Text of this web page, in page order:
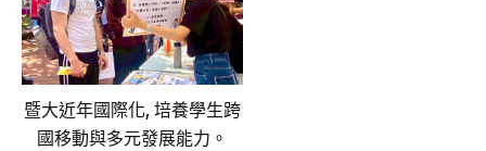
暨大近年國際化, 培養學生跨
國移動與多元發展能力。